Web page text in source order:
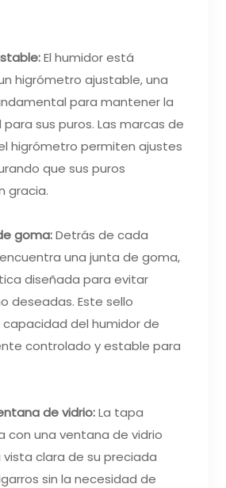
El humidor está
higrómetro ajustable, una
para mantener la
sus puros. Las marcas de
higrómetro permiten ajustes
que sus puros
gracia.
goma:Detrás de cada
una junta de goma,
diseñada para evitar
deseadas. Este sello
del humidor de
controlado y estable para
de vidrio:La tapa
con una ventana de vidrio
vista clara de su preciada
sin la necesidad de